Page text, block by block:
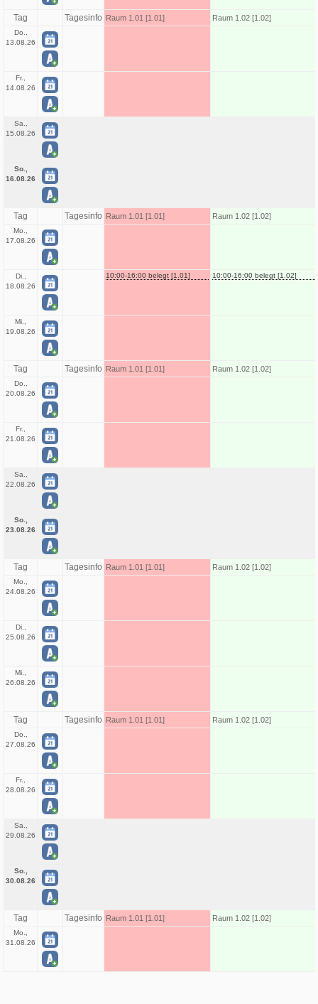
Tag Tagesinfo Raum 1.01 [1.01] Raum 1.02 [1.02]
Do.,
13.08.26
Fr.,
14.08.26
Sa.,
15.08.26
So.,
16.08.26
Tag Tagesinfo Raum 1.01 [1.01] Raum 1.02 [1.02]
Mo.,
17.08.26
Di.,
18.08.26
10:00-16:00 belegt [1.01] 10:00-16:00 belegt [1.02]
Mi.,
19.08.26
Tag Tagesinfo Raum 1.01 [1.01] Raum 1.02 [1.02]
Do.,
20.08.26
Fr.,
21.08.26
Sa.,
22.08.26
So.,
23.08.26
Tag Tagesinfo Raum 1.01 [1.01] Raum 1.02 [1.02]
Mo.,
24.08.26
Di.,
25.08.26
Mi.,
26.08.26
Tag Tagesinfo Raum 1.01 [1.01] Raum 1.02 [1.02]
Do.,
27.08.26
Fr.,
28.08.26
Sa.,
29.08.26
So.,
30.08.26
Tag Tagesinfo Raum 1.01 [1.01] Raum 1.02 [1.02]
Mo.,
31.08.26